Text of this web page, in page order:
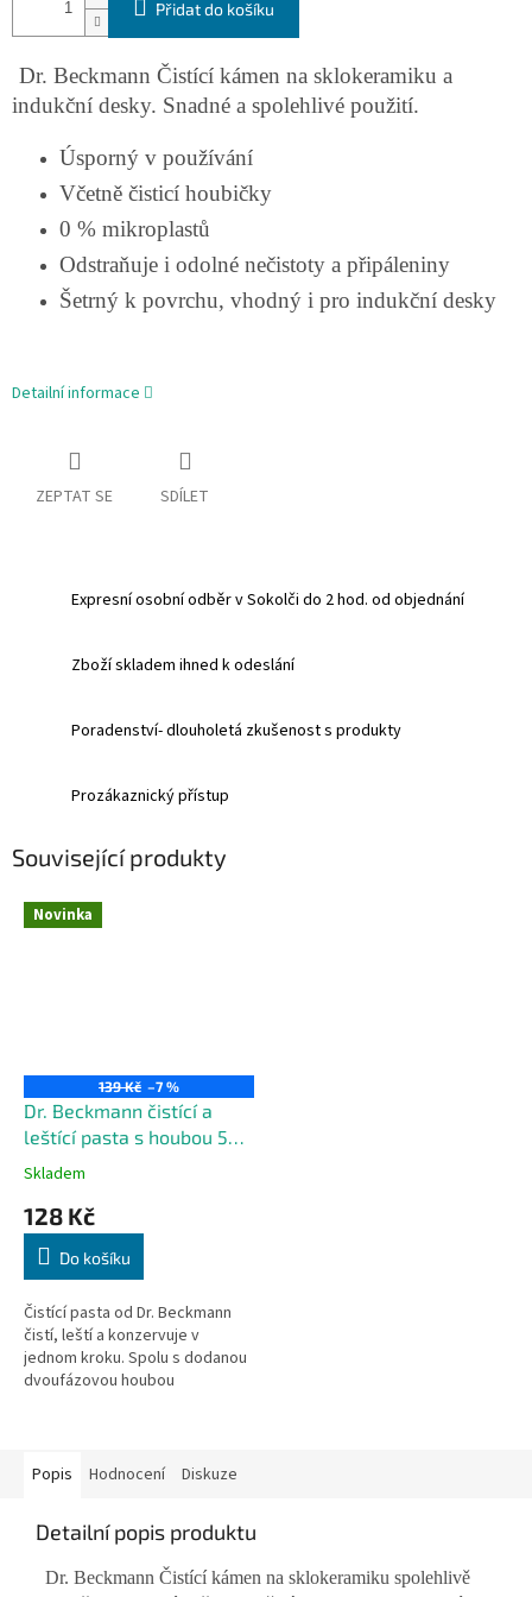
Přidat do košíku
Dr. Beckmann Čistící kámen na sklokeramiku a
indukční desky. Snadné a spolehlivé použití.
Úsporný v používání
Včetně čisticí houbičky
0 % mikroplastů
Odstraňuje i odolné nečistoty a připáleniny
Šetrný k povrchu, vhodný i pro indukční desky
Detailní informace
ZEPTAT SE SDÍLET
Expresní osobní odběr v Sokolči do 2 hod. od objednání
Zboží skladem ihned k odeslání
Poradenství- dlouholetá zkušenost s produkty
Prozákaznický přístup
Související produkty
Novinka
139 Kč –7 %
Dr. Beckmann čistící a
leštící pasta s houbou 550
g
Skladem
128 Kč
Do košíku
Čistící pasta od Dr. Beckmann
čistí, leští a konzervuje v
jednom kroku. Spolu s dodanou
dvoufázovou houbou
Popis
Hodnocení Diskuze
Detailní popis produktu
Dr. Beckmann Čistící kámen na sklokeramiku spolehlivě